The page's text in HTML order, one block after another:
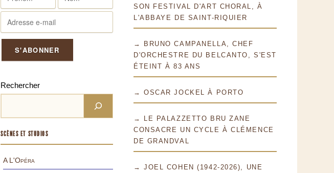
Rechercher
SCÈNES ET STUDIOS
A L'Opéra
SON FESTIVAL D'ART CHORAL, À
L'ABBAYE DE SAINT-RIQUIER
→ BRUNO CAMPANELLA, CHEF
D'ORCHESTRE DU BELCANTO, S'EST
ÉTEINT À 83 ANS
→ OSCAR JOCKEL À PORTO
→ LE PALAZZETTO BRU ZANE
CONSACRE UN CYCLE À CLÉMENCE
DE GRANDVAL
→ JOEL COHEN (1942-2026), UNE